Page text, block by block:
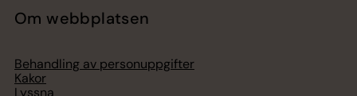
Om webbplatsen
Behandling av personuppgifter
Kakor
Lyssna